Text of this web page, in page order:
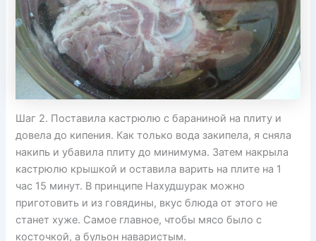
Шаг 2. Поставила кастрюлю с бараниной на плиту и
довела до кипения. Как только вода закипела, я сняла
накипь и убавила плиту до минимума. Затем накрыла
кастрюлю крышкой и оставила варить на плите на 1
час 15 минут. В принципе Нахудшурак можно
приготовить и из говядины, вкус блюда от этого не
станет хуже. Самое главное, чтобы мясо было с
косточкой, а бульон наваристым.